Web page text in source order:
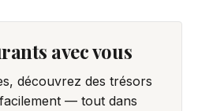
avec vous
découvrez des trésors
— tout dans